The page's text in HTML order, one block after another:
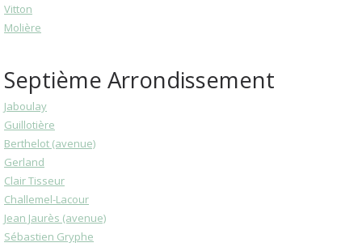
Vitton
Molière
Septième Arrondissement
Jaboulay
Guillotière
Berthelot (avenue)
Gerland
Clair Tisseur
Challemel-Lacour
Jean Jaurès (avenue)
Sébastien Gryphe